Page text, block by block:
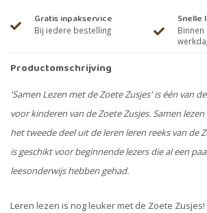
Gratis inpakservice
Bij iedere bestelling
Snelle
Binnen
Productomschrijving
'Samen Lezen met de Zoete Zusjes' is één van
voor kinderen van de Zoete Zusjes. Samen
het tweede deel uit de leren leren reeks van de
is geschikt voor beginnende lezers die al een
leesonderwijs hebben gehad.
Leren lezen is nog leuker met de Zoete